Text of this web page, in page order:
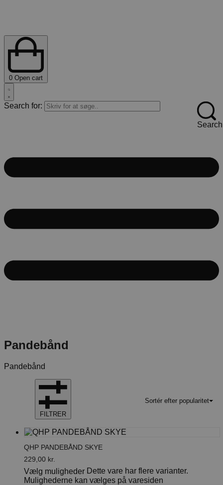
0 Open cart
Search for:
Search
Pandebånd
Pandebånd
Sortér efter popularitet
FILTRER
QHP PANDEBÅND SKYE
229,00 kr.
Vælg muligheder Dette vare har flere varianter.
Mulighederne kan vælges på varesiden